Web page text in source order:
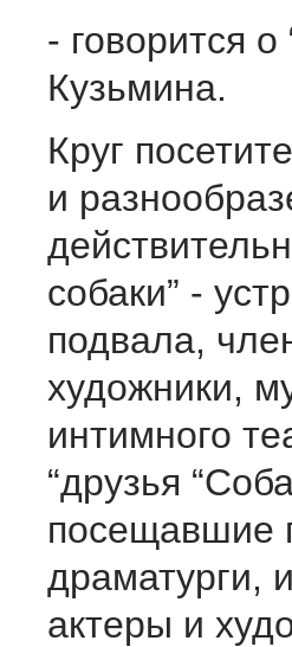
- говорится о
Кузьмина.
Круг
и
собаки” -
подвала,
художники,
интимного
“друзья
посещавшие
драматурги,
актеры и